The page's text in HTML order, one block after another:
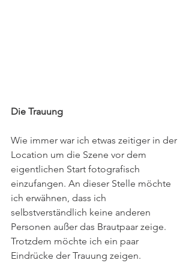
Die Trauung
Wie immer war ich etwas zeitiger in der
Location um die Szene vor dem
eigentlichen Start fotografisch
einzufangen. An dieser Stelle möchte
ich erwähnen, dass ich
selbstverständlich keine anderen
Personen außer das Brautpaar zeige.
Trotzdem möchte ich ein paar
Eindrücke der Trauung zeigen.